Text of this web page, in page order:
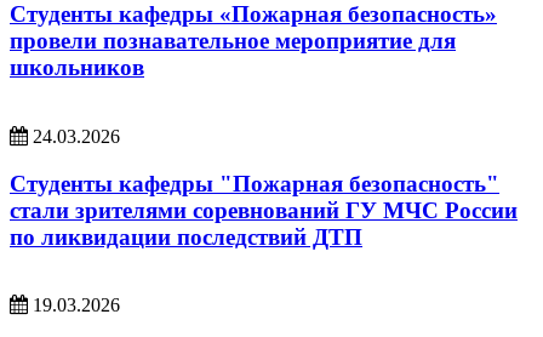
Студенты кафедры «Пожарная безопасность»
провели познавательное мероприятие для
школьников
24.03.2026
Студенты кафедры "Пожарная безопасность"
стали зрителями соревнований ГУ МЧС России
по ликвидации последствий ДТП
19.03.2026